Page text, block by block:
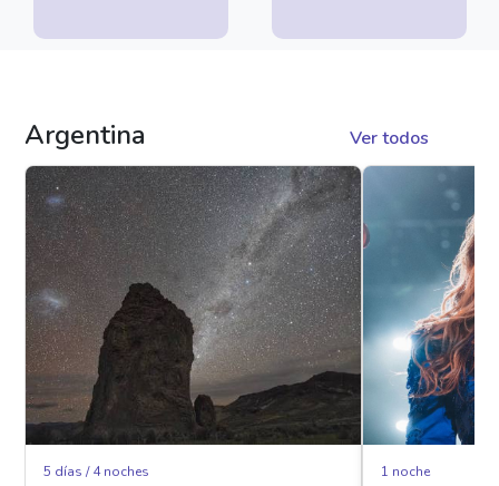
Argentina Ver todos
5 días / 4 noches 1 noche